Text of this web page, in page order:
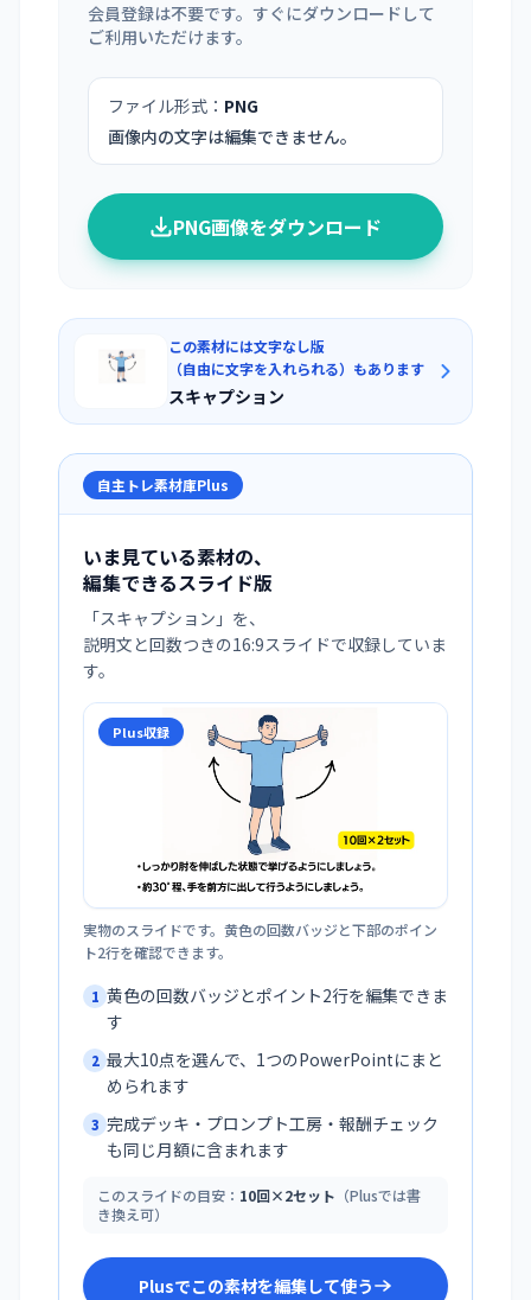
会員登録は不要です。すぐにダウンロードして
ご利用いただけます。
ファイル形式： PNG
画像内の文字は編集できません。
PNG画像をダウンロード
この素材には文字なし版
（自由に文字を入れられる）もあります
スキャプション
自主トレ素材庫Plus
いま見ている素材の、
編集できるスライド版
「スキャプション 」を、
説明文と回数つきの16:9スライドで収録していま
す。
Plus収録
実物のスライドです。黄色の回数バッジと下部のポイン
ト2行を確認できます。
1 黄色の回数バッジとポイント2行を編集できま
す
2 最大10点を選んで、1つのPowerPointにまと
められます
3 完成デッキ・プロンプト工房・報酬チェック
も同じ月額に含まれます
このスライドの目安： 10回×2セット （Plusでは書
き換え可）
Plusでこの素材を編集して使う